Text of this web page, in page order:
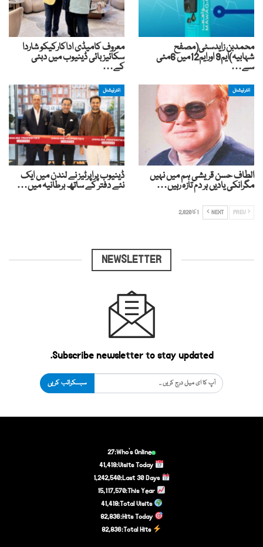
محمدبن زایدسٹی(مصفح
شہابیہ)ایم9 اورایم12میں 6مئی
سے…
معروف کامیڈی اداکارکیکو شاردا
سکائیز بائی ڈینیوب میں دبئی
کے…
انٹرنیشنل
الطاف حسن قریشی ہم میں نہیں
مگرانکی یادیں ہر دم تازہ رہیں…
انٹرنیشنل
ڈینیوب پراپرٹیز نے لندن میں ایک
نئے دفتر کے ساتھ برطانیہ میں…
NEXT 1 کا 2,820
NEWSLETTER
Subscribe newsletter to stay updated.
سبسکرائب کریں
Who's Online:
27
Visits Today:
41,418
Last 30 Days:
1,242,540
15,117,570
Total Visits:
41,418
Hits Today:
82,836
Total Hits:
82,836